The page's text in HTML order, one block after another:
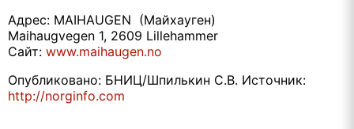
Адрес: MAIHAUGEN (Майхауген)
Maihaugvegen 1, 2609 Lillehammer
Сайт: www.maihaugen.no
Опубликовано: БНИЦ/Шпилькин С.В. Источник:
http://norginfo.com